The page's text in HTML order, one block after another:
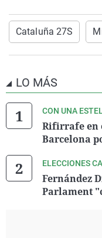
Cataluña 27S
LO MÁS
CON UNA
Rifirrafe en
Barcelona
ELECCIONES
Fernández
Parlament